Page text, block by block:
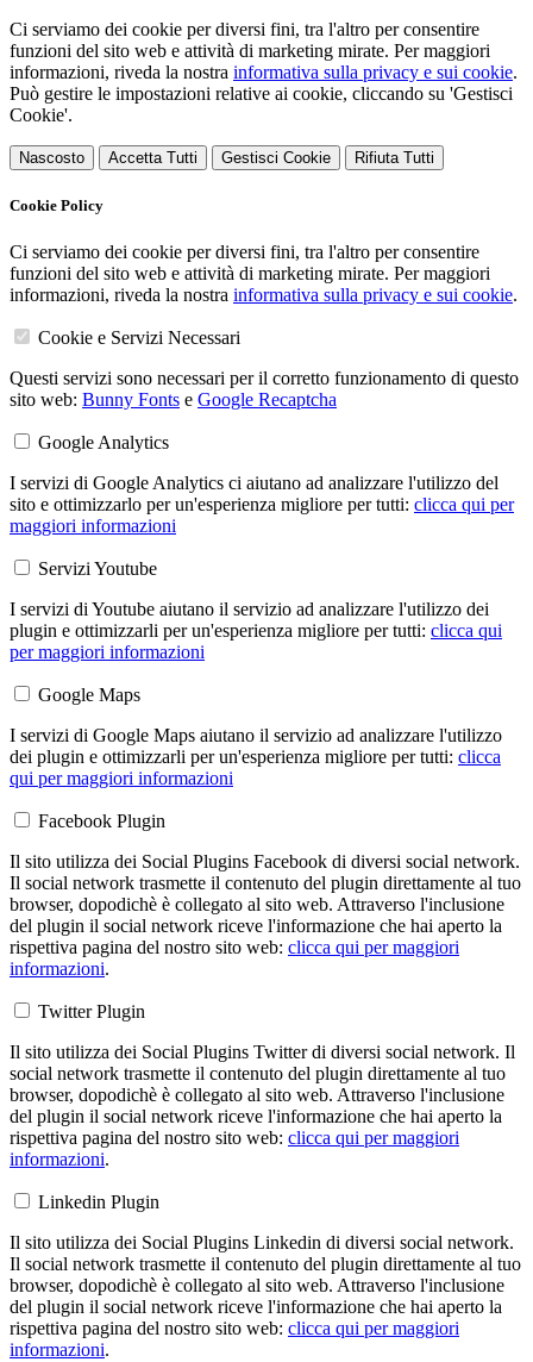
Ci serviamo dei cookie per diversi fini, tra l'altro per consentire
funzioni del sito web e attività di marketing mirate. Per maggiori
informazioni, riveda la nostra informativa sulla privacy e sui cookie.
Può gestire le impostazioni relative ai cookie, cliccando su 'Gestisci
Cookie'.
Nascosto Accetta Tutti Gestisci Cookie Rifiuta Tutti
Cookie Policy
Ci serviamo dei cookie per diversi fini, tra l'altro per consentire
funzioni del sito web e attività di marketing mirate. Per maggiori
informazioni, riveda la nostra informativa sulla privacy e sui cookie.
Cookie e Servizi Necessari
Questi servizi sono necessari per il corretto funzionamento di questo
sito web: Bunny Fonts e Google Recaptcha
Google Analytics
I servizi di Google Analytics ci aiutano ad analizzare l'utilizzo del
sito e ottimizzarlo per un'esperienza migliore per tutti: clicca qui per
maggiori informazioni
Servizi Youtube
I servizi di Youtube aiutano il servizio ad analizzare l'utilizzo dei
plugin e ottimizzarli per un'esperienza migliore per tutti: clicca qui
per maggiori informazioni
Google Maps
I servizi di Google Maps aiutano il servizio ad analizzare l'utilizzo
dei plugin e ottimizzarli per un'esperienza migliore per tutti: clicca
qui per maggiori informazioni
Facebook Plugin
Il sito utilizza dei Social Plugins Facebook di diversi social network.
Il social network trasmette il contenuto del plugin direttamente al tuo
browser, dopodichè è collegato al sito web. Attraverso l'inclusione
del plugin il social network riceve l'informazione che hai aperto la
rispettiva pagina del nostro sito web: clicca qui per maggiori
informazioni.
Twitter Plugin
Il sito utilizza dei Social Plugins Twitter di diversi social network. Il
social network trasmette il contenuto del plugin direttamente al tuo
browser, dopodichè è collegato al sito web. Attraverso l'inclusione
del plugin il social network riceve l'informazione che hai aperto la
rispettiva pagina del nostro sito web: clicca qui per maggiori
informazioni.
Linkedin Plugin
Il sito utilizza dei Social Plugins Linkedin di diversi social network.
Il social network trasmette il contenuto del plugin direttamente al tuo
browser, dopodichè è collegato al sito web. Attraverso l'inclusione
del plugin il social network riceve l'informazione che hai aperto la
rispettiva pagina del nostro sito web: clicca qui per maggiori
informazioni.